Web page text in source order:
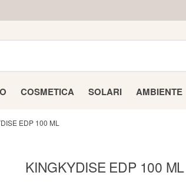
COSMETICA SOLARI AMBIENTE
EDP 100 ML
KINGKYDISE EDP 100 ML